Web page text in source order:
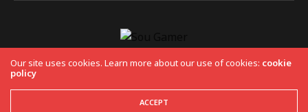
Copyright 2019 Fuel Themes. All RIGHTS RESERVED.
Our site uses cookies. Learn more about our use of cookies: cookie
policy
ACCEPT